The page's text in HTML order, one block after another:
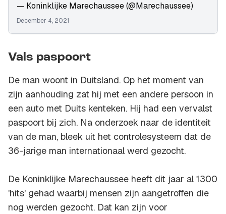
— Koninklijke Marechaussee (@Marechaussee)
December 4, 2021
Vals paspoort
De man woont in Duitsland. Op het moment van
zijn aanhouding zat hij met een andere persoon in
een auto met Duits kenteken. Hij had een vervalst
paspoort bij zich. Na onderzoek naar de identiteit
van de man, bleek uit het controlesysteem dat de
36-jarige man internationaal werd gezocht.
De Koninklijke Marechaussee heeft dit jaar al 1300
'hits' gehad waarbij mensen zijn aangetroffen die
nog werden gezocht. Dat kan zijn voor